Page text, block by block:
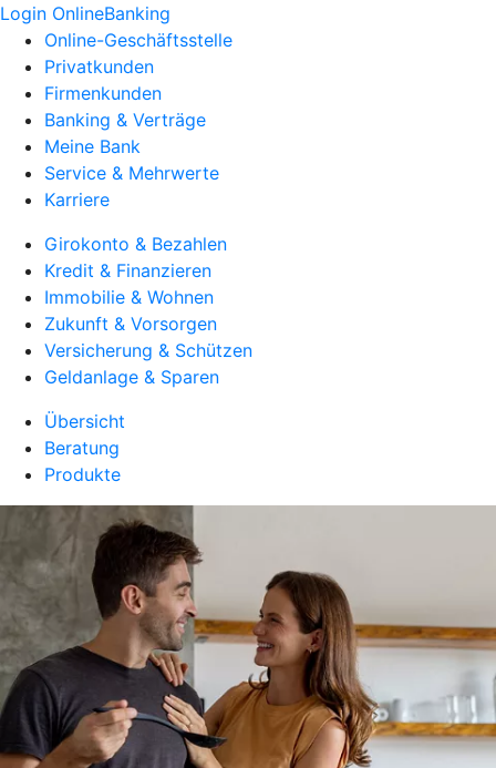
Login OnlineBanking
Online-Geschäftsstelle
Privatkunden
Firmenkunden
Banking & Verträge
Meine Bank
Service & Mehrwerte
Karriere
Girokonto & Bezahlen
Kredit & Finanzieren
Immobilie & Wohnen
Zukunft & Vorsorgen
Versicherung & Schützen
Geldanlage & Sparen
Übersicht
Beratung
Produkte